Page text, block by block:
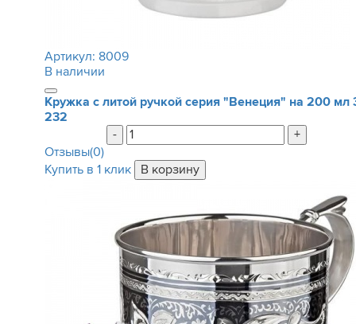
Артикул: 8009
В наличии
Кружка с литой ручкой серия "Венеция" на 200 мл
232
-
+
Отзывы(0)
Купить в 1 клик